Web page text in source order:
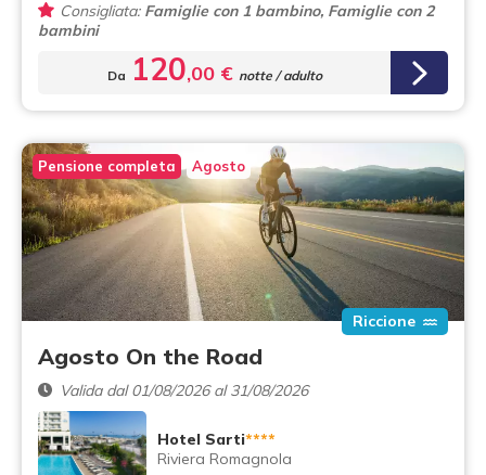
Consigliata:Famiglie con 1 bambino, Famiglie con 2
bambini
Da 120,00 € notte / adulto
Pensione completa Agosto
Riccione
Agosto On the Road
Valida dal 01/08/2026 al 31/08/2026
Hotel Sarti****
Riviera Romagnola